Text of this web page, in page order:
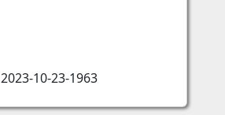
2023-10-23-1963